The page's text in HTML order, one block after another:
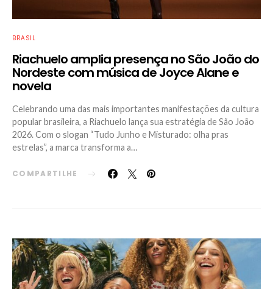
BRASIL
Riachuelo amplia presença no São João do
Nordeste com música de Joyce Alane e
novela
Celebrando uma das mais importantes manifestações da cultura
popular brasileira, a Riachuelo lança sua estratégia de São João
2026. Com o slogan “Tudo Junho e Misturado: olha pras
estrelas”, a marca transforma a…
COMPARTILHE